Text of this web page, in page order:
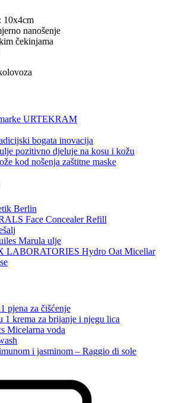
10x4cm
nanošenje
čekinjama
URTEKRAM
bogata inovacija
pozitivno djeluje na kosu i kožu
kod nošenja zaštitne maske
Berlin
Face Concealer Refill
Marula ulje
LABORATORIES Hydro Oat Micellar
pjena za čišćenje
1 krema za brijanje i njegu lica
Micelarna voda
i jasminom – Raggio di sole